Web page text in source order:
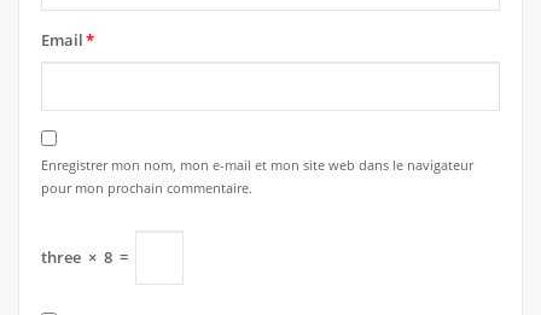
Email*
Enregistrer mon nom, mon e-mail et mon site web dans le navigateur
pour mon prochain commentaire.
three × 8 =